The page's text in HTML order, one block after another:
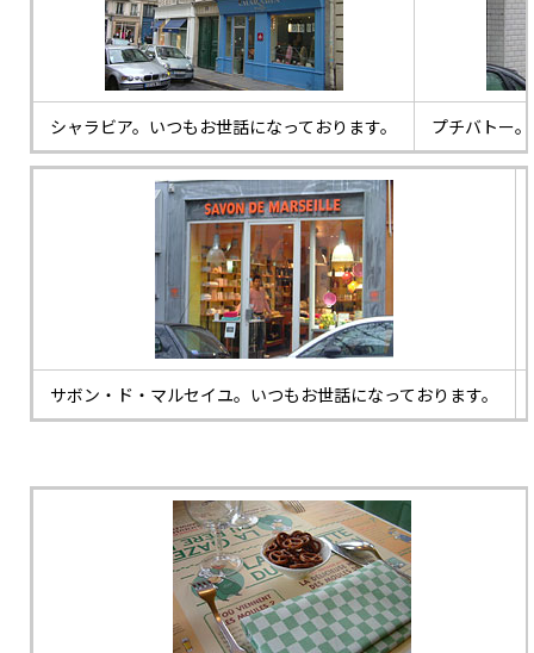
シャラビア。いつもお世話になっております。 プチバトー
サボン・ド・マルセイユ。いつもお世話になっております。